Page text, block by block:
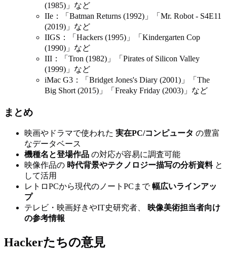
(1985)」など
IIe：「Batman Returns (1992)」「Mr. Robot - S4E11
(2019)」など
IIGS：「Hackers (1995)」「Kindergarten Cop
(1990)」など
III：「Tron (1982)」「Pirates of Silicon Valley
(1999)」など
iMac G3：「Bridget Jones's Diary (2001)」「The
Big Short (2015)」「Freaky Friday (2003)」など
まとめ
映画やドラマで使われた 実在PC/コンピュータ の豊富
なデータベース
機種名と登場作品 の対応が容易に調査可能
映像作品の 時代背景やテクノロジー描写の分析資料と
して活用
レトロPCから現代のノートPCまで幅広いラインアッ
プ
テレビ・映画好きやIT史研究者、
映像美術担当者向け
の参考情報
Hackerたちの意見